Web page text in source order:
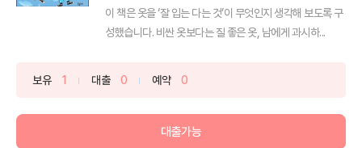
이 책은 옷을 ‘잘 입는 다는 것’이 무엇인지 생각해 보도록 구
성했습니다. 비싼 옷보다는 질 좋은 옷, 남에게 과시하...
보유 1 대출 0 예약 0
대출가능